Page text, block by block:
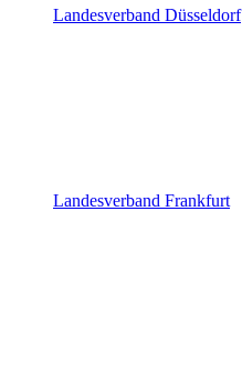
Landesverband Düsseldorf
Landesverband Frankfurt